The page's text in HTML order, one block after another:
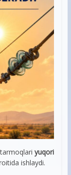
yuqori
ishlaydi.